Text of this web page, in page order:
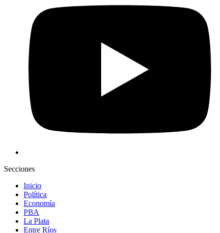
Secciones
Inicio
Política
Economía
PBA
La Plata
Entre Ríos